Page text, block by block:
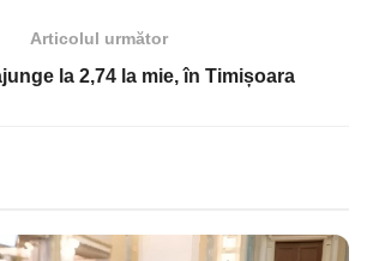
Articolul următor
la 2,74 la mie, în Timișoara